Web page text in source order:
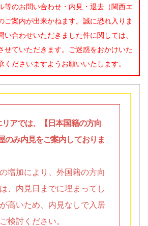
等のお問い合わせ・内見・退去（関西エ
ご案内が出来かねます。誠に恐れ入りま
い合わせいただきました件に関しては、
せていただきます。ご迷惑をおかけいた
くださいますようお願いいたします。
アでは、【日本国籍の方向
のみ内見をご案内しておりま
増加により、外国籍の方向
、内見日までに埋まってし
高いため、内見なしで入居
検討ください。